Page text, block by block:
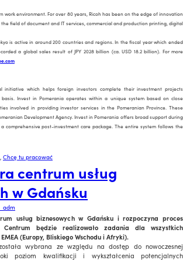
work environment. For over 80 years, Ricoh has been on the edge of innovation
field of document and IT services, commercial and production printing, digital
is active in around 200 countries and regions. In the fiscal year which ended
a global sales result of JPY 2028 billion (ca. USD 18.2 billion). For more
initiative which helps foreign investors complete their investment projects
Invest in Pomerania operates within a unique system based on close
involved in providing investor services in the Pomeranian Province. These
Development Agency. Invest in Pomerania offers broad support during
comprehensive post-investment care package. The entire system follows the
, Chcę tu pracować
centrum usług
w Gdańsku
usług biznesowych w Gdańsku i rozpoczyna proces
Centrum będzie realizowało zadania dla wszystkich
(Europy, Bliskiego Wschodu i Afryki).
wybrana ze względu na dostęp do nowoczesnej
poziom kwalifikacji i wykształcenia potencjalnych